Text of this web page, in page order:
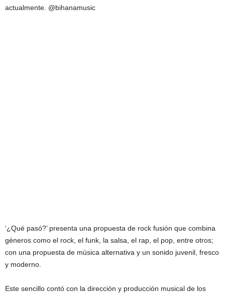
actualmente. @bihanamusic
‘¿Qué pasó?’ presenta una propuesta de rock fusión que combina
géneros como el rock, el funk, la salsa, el rap, el pop, entre otros;
con una propuesta de música alternativa y un sonido juvenil, fresco
y moderno.
Este sencillo contó con la dirección y producción musical de los